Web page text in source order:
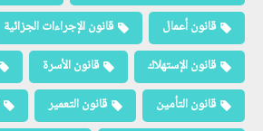
قانون أعمال
قانون الإجراءات الجزائية
قانون الإستهلاك
قانون الأسرة
قانون التأمين
قانون التعمير